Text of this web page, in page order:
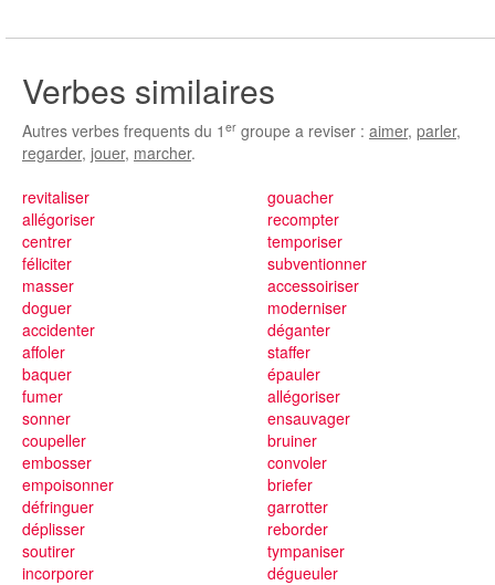
Verbes similaires
Autres verbes frequents du 1 er groupe a reviser : aimer, parler,
regarder, jouer, marcher.
revitaliser
allégoriser
centrer
féliciter
masser
doguer
accidenter
affoler
baquer
gouacher
recompter
temporiser
subventionner
accessoiriser
moderniser
déganter
staffer
épauler
fumer
sonner
coupeller
embosser
empoisonner
défringuer
déplisser
soutirer
incorporer
allégoriser
ensauvager
bruiner
convoler
briefer
garrotter
reborder
tympaniser
dégueuler